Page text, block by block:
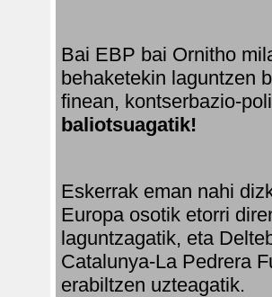
Bai EBP bai Ornitho
behaketekin laguntzen
finean, kontserbazio-
baliotsuagatik!
Eskerrak eman nahi
Europa osotik etorri
laguntzagatik, eta
Catalunya-La Pedrera
erabiltzen uzteagatik.